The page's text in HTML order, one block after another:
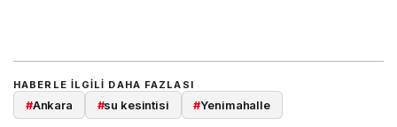
HABERLE ILGILI DAHA FAZLASI
#Ankara #su kesintisi #Yenimahalle